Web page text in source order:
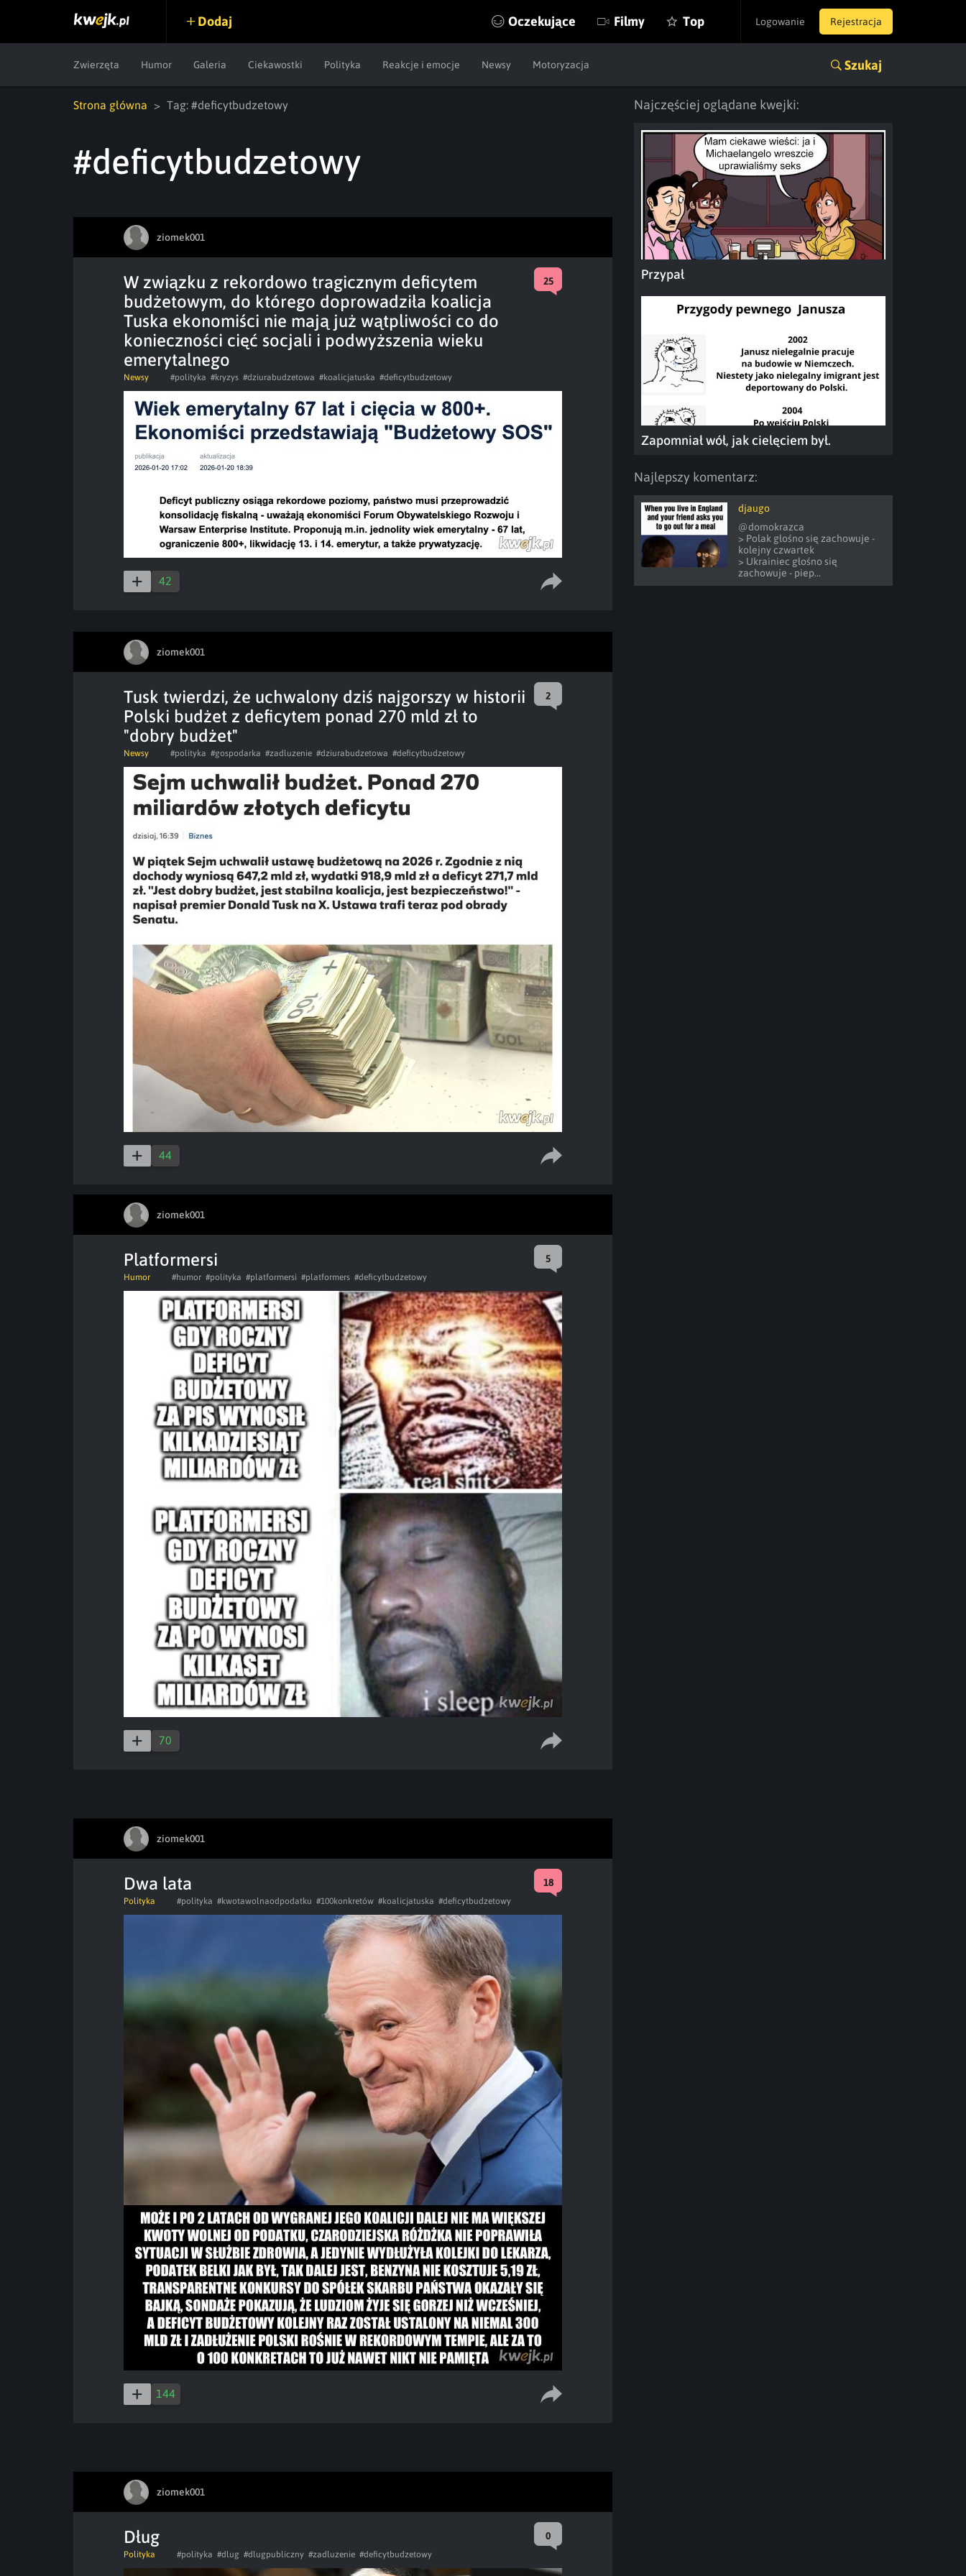
Logowanie Rejestracja
Dodaj Oczekujące Filmy Top
Zwierzęta Humor Galeria Ciekawostki Polityka Reakcje i emocje Newsy Motoryzacja Szukaj
Strona główna Tag: #deficytbudzetowy
#deficytbudzetowy
ziomek001
W związku z rekordowo tragicznym deficytem
budżetowym, do którego doprowadziła koalicja
Tuska ekonomiści nie mają już wątpliwości co do
konieczności cięć socjali i podwyższenia wieku
emerytalnego
25
Newsy #polityka #kryzys #dziurabudzetowa #koalicjatuska #deficytbudzetowy
42
ziomek001
Tusk twierdzi, że uchwalony dziś najgorszy w historii
Polski budżet z deficytem ponad 270 mld zł to
"dobry budżet"
2
Newsy #polityka #gospodarka #zadluzenie #dziurabudzetowa #deficytbudzetowy
44
ziomek001
Platformersi 5
Humor #humor #polityka #platformersi #platformers #deficytbudzetowy
70
ziomek001
Dwa lata 18
Polityka #polityka #kwotawolnaodpodatku #100konkretów #koalicjatuska #deficytbudzetowy
144
ziomek001
Dług 0
Polityka #polityka #dlug #dlugpubliczny #zadluzenie #deficytbudzetowy
Najczęściej oglądane kwejki:
Przypał
Zapomniał wół, jak cielęciem był.
Najlepszy komentarz:
djaugo
@domokrazca
> Polak głośno się zachowuje -
kolejny czwartek
> Ukrainiec głośno się
zachowuje - piep...